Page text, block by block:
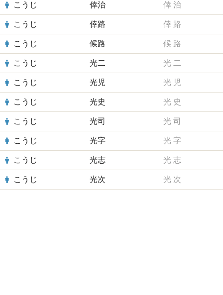
こうじ 倖治 倖 治
こうじ 倖路 倖 路
こうじ 候路 候 路
こうじ 光二 光 二
こうじ 光児 光 児
こうじ 光史 光 史
こうじ 光司 光 司
こうじ 光字 光 字
こうじ 光志 光 志
こうじ 光次 光 次